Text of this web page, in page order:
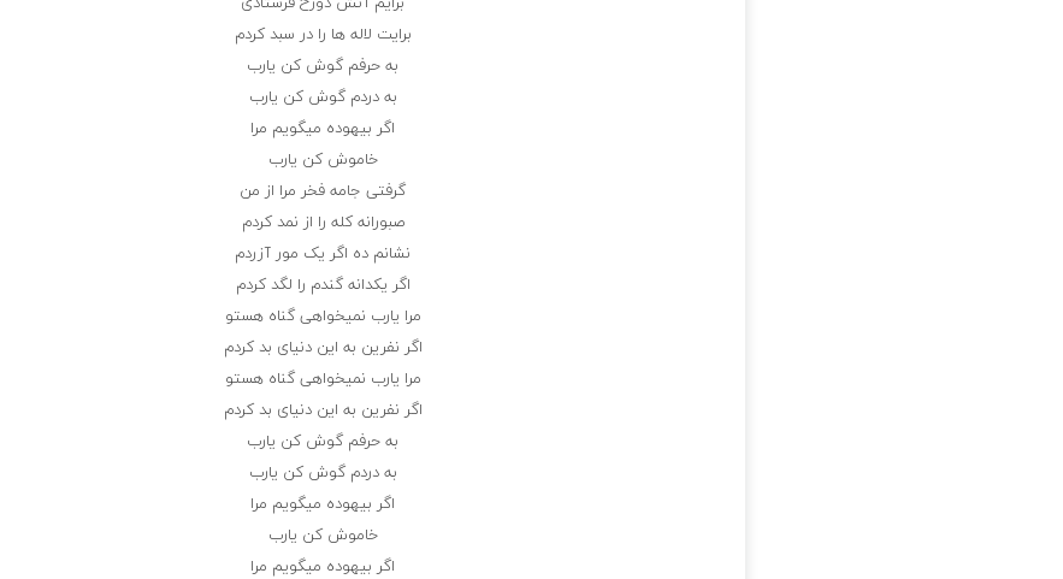
برایت لاله ها را در سبد کردم
به حرفم گوش کن یارب
به دردم گوش کن یارب
اگر بیهوده میگویم مرا
خاموش کن یارب
گرفتی جامه فخر مرا از من
صبورانه کله را از نمد کردم
نشانم ده اگر یک مور آزردم
اگر یکدانه گندم را لگد کردم
مرا یارب نمیخواهی گناه هستو
اگر نفرین به این دنیای بد کردم
مرا یارب نمیخواهی گناه هستو
اگر نفرین به این دنیای بد کردم
به حرفم گوش کن یارب
به دردم گوش کن یارب
اگر بیهوده میگویم مرا
خاموش کن یارب
اگر بیهوده میگویم مرا